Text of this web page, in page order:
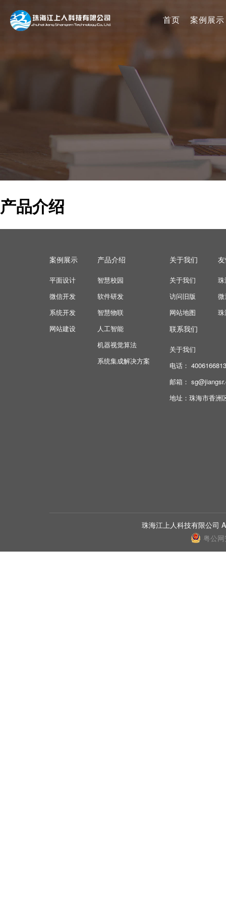
首页 案例展示
产品介绍
案例展示
平面设计
微信开发
系统开发
网站建设
产品介绍
智慧校园
软件研发
智慧物联
人工智能
机器视觉算法
系统集成解决方案
关于我们
关于我们
访问旧版
网站地图
联系我们
关于我们
电话：
邮箱：
地址：珠海市香洲
珠海江上人科技有限公司
粤公